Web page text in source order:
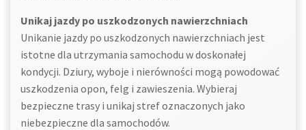
Unikaj jazdy po uszkodzonych nawierzchniach
Unikanie jazdy po uszkodzonych nawierzchniach jest
istotne dla utrzymania samochodu w doskonałej
kondycji. Dziury, wyboje i nierówności mogą powodować
uszkodzenia opon, felg i zawieszenia. Wybieraj
bezpieczne trasy i unikaj stref oznaczonych jako
niebezpieczne dla samochodów.